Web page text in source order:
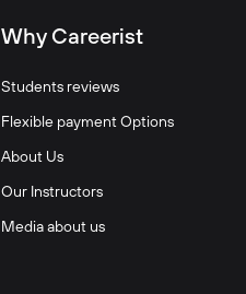
Why Careerist
Students reviews
Flexible payment Options
About Us
Our Instructors
Media about us